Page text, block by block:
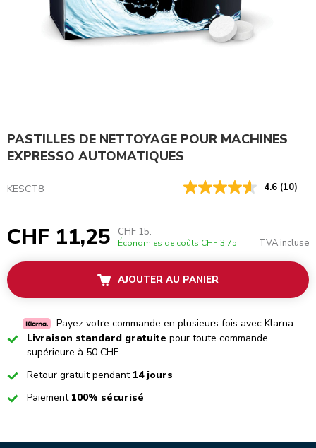
PASTILLES DE NETTOYAGE POUR MACHINES
EXPRESSO AUTOMATIQUES
KESCT8 4.6 (10)
CHF 11,25 CHF 15.-
Économies de coûts CHF 3,75 TVA incluse
AJOUTER AU PANIER
Payez votre commande en plusieurs fois avec Klarna
CheckedLivraison standard gratuite pour toute commande
supérieure à 50 CHF
CheckedRetour gratuit pendant 14 jours
CheckedPaiement 100% sécurisé